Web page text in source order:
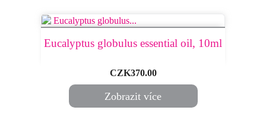
​ Eucalyptus globulus essential oil, 10ml ​
Price
CZK370.00
Zobrazit více